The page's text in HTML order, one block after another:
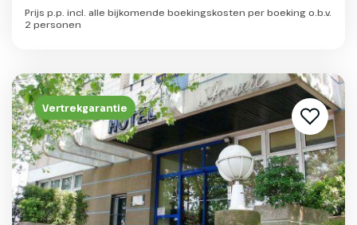
Prijs p.p. incl. alle bijkomende boekingskosten per boeking o.b.v.
2 personen
Vertrekgarantie